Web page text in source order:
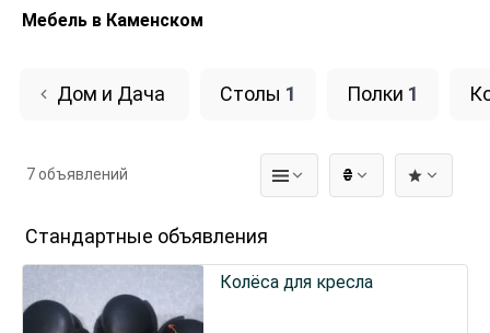
Мебель в Каменском
Дом и Дача Столы 1 Полки 1
₴
7 объявлений
Стандартные объявления
Колёса для кресла